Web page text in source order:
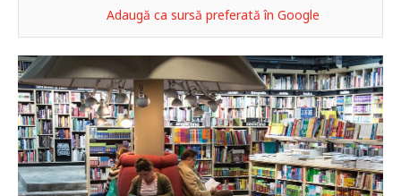
Adaugă ca sursă preferată în Google